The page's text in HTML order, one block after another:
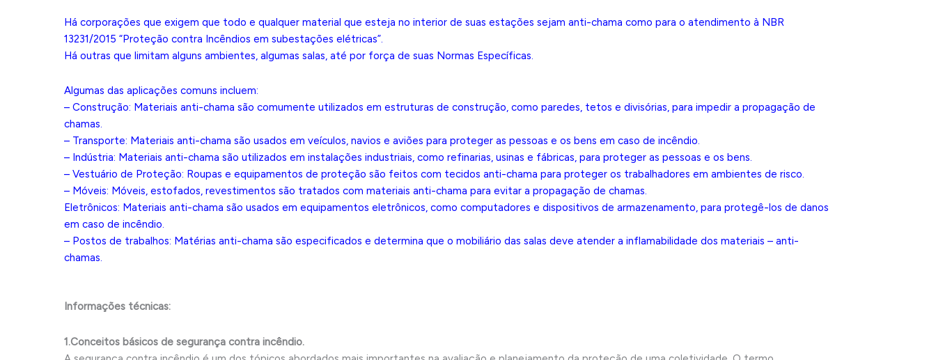
Há corporações que exigem que todo e qualquer material que esteja no interior de suas estações sejam anti-chama como para o atendimento à NBR
13231/2015 “Proteção contra Incêndios em subestações elétricas”.
Há outras que limitam alguns ambientes, algumas salas, até por força de suas Normas Específicas.
Algumas das aplicações comuns incluem:
– Construção: Materiais anti-chama são comumente utilizados em estruturas de construção, como paredes, tetos e divisórias, para impedir a propagação de
chamas.
– Transporte: Materiais anti-chama são usados em veículos, navios e aviões para proteger as pessoas e os bens em caso de incêndio.
– Indústria: Materiais anti-chama são utilizados em instalações industriais, como refinarias, usinas e fábricas, para proteger as pessoas e os bens.
– Vestuário de Proteção: Roupas e equipamentos de proteção são feitos com tecidos anti-chama para proteger os trabalhadores em ambientes de risco.
– Móveis: Móveis, estofados, revestimentos são tratados com materiais anti-chama para evitar a propagação de chamas.
Eletrônicos: Materiais anti-chama são usados em equipamentos eletrônicos, como computadores e dispositivos de armazenamento, para protegê-los de danos
em caso de incêndio.
– Postos de trabalhos: Matérias anti-chama são especificados e determina que o mobiliário das salas deve atender a inflamabilidade dos materiais – anti-
chamas.
Informações técnicas:
1.Conceitos básicos de segurança contra incêndio.